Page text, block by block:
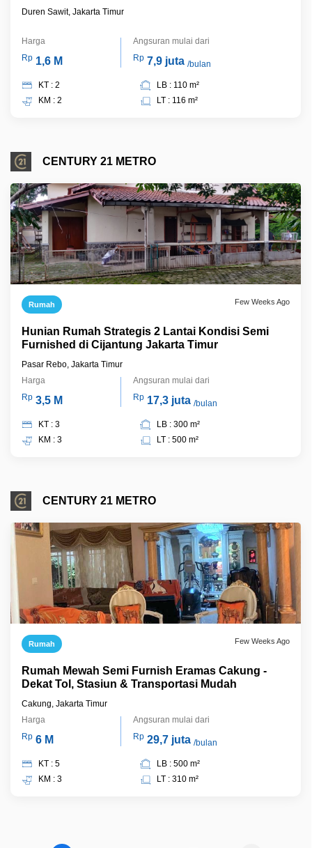
Duren Sawit, Jakarta Timur
Harga
Rp 1,6 M
Angsuran mulai dari
Rp 7,9 juta /bulan
KT : 2
KM : 2
LB : 110 m²
LT : 116 m²
CENTURY 21 METRO
Rumah Few Weeks Ago
Hunian Rumah Strategis 2 Lantai Kondisi Semi
Furnished di Cijantung Jakarta Timur
Pasar Rebo, Jakarta Timur
Harga
Rp 3,5 M
Angsuran mulai dari
Rp 17,3 juta /bulan
KT : 3
KM : 3
LB : 300 m²
LT : 500 m²
CENTURY 21 METRO
Rumah Few Weeks Ago
Rumah Mewah Semi Furnish Eramas Cakung -
Dekat Tol, Stasiun & Transportasi Mudah
Cakung, Jakarta Timur
Harga
Rp 6 M
Angsuran mulai dari
Rp 29,7 juta /bulan
KT : 5
KM : 3
LB : 500 m²
LT : 310 m²